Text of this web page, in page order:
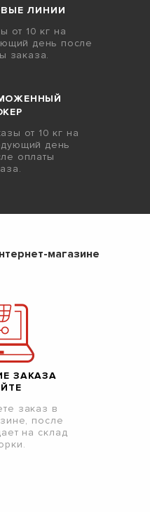
ЛИНИИ
от 10 кг на
день после
заказа.
от 10 кг на
день
оплаты
магазине
ЗАКАЗА
заказ в
после
на склад